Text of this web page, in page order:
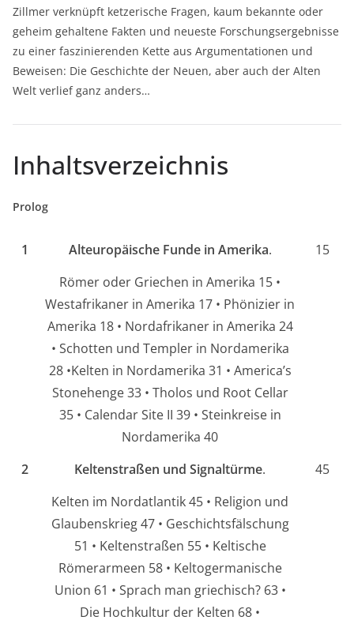
Zillmer verknüpft ketzerische Fragen, kaum bekannte oder
geheim gehaltene Fakten und neueste Forschungsergebnisse
zu einer faszinierenden Kette aus Argumentationen und
Beweisen: Die Geschichte der Neuen, aber auch der Alten
Welt verlief ganz anders…
Inhaltsverzeichnis
Prolog
1 Alteuropäische Funde in Amerika.
15
Römer oder Griechen in Amerika 15 •
Westafrikaner in Amerika 17 • Phönizier in
Amerika 18 • Nordafrikaner in Amerika 24
• Schotten und Templer in Nordamerika
28 •Kelten in Nordamerika 31 • America’s
Stonehenge 33 • Tholos und Root Cellar
35 • Calendar Site II 39 • Steinkreise in
Nordamerika 40
2
Keltenstraßen und Signaltürme.
45
Kelten im Nordatlantik 45 • Religion und
Glaubenskrieg 47 • Geschichtsfälschung
51 • Keltenstraßen 55 • Keltische
Römerarmeen 58 • Keltogermanische
Union 61 • Sprach man griechisch? 63 •
Die Hochkultur der Kelten 68 •